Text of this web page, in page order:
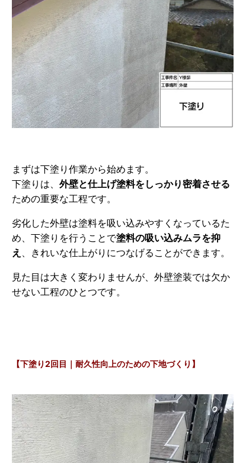
まずは下塗り作業から始めます。
下塗りは、 外壁と仕上げ塗料をしっかり密着させる
ための重要な工程です。
劣化した外壁は塗料を吸い込みやすくなっているた
め、下塗りを行うことで塗料の吸い込みムラを抑
え 、きれいな仕上がりにつなげることができます。
見た目は大きく変わりませんが、外壁塗装では欠か
せない工程のひとつです。
【下塗り2回目｜耐久性向上のための下地づくり】